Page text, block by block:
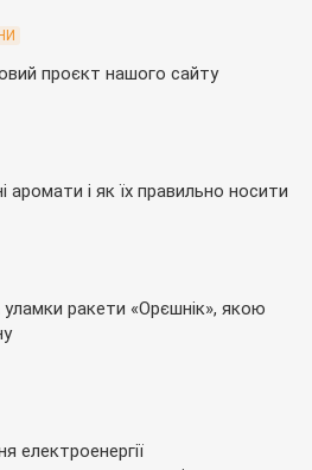
проєкт нашого сайту
аромати і як їх правильно носити
ракети «Орєшнік», якою
електроенергії